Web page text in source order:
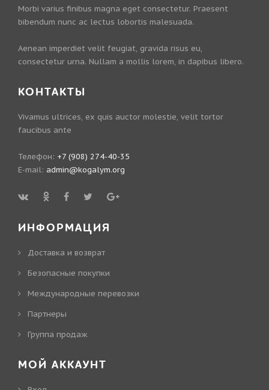
Morbi varius finibus magna eget consectetur. Praesent
bibendum nunc ac lectus lobortis malesuada.
Aenean imperdiet velit feugiat, gravida risus eu,
consectetur urna. Nullam a mollis lorem, in dapibus libero.
КОНТАКТЫ
Vivamus ultrices, ex quis auctor molestie, velit tortor
faucibus ante
Телефон: +7 (908) 274-40-35
E-mail: admin@kogalym.org
ИНФОРМАЦИЯ
Доставка и возврат
Безопасные покупки
Международные перевозки
Партнеры
Группа продаж
МОЙ АККАУНТ